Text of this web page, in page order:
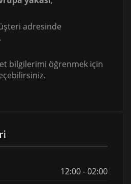
adresinde
bilgilerimi öğrenmek için
12:00 - 02:00